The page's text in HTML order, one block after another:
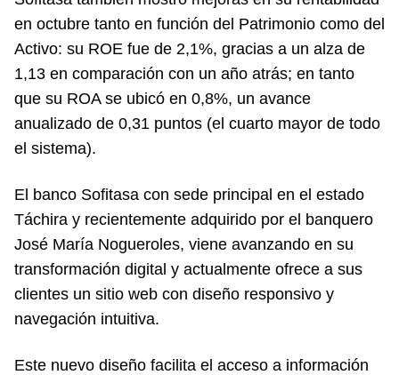
en octubre tanto en función del Patrimonio como del
Activo: su ROE fue de 2,1%, gracias a un alza de
1,13 en comparación con un año atrás; en tanto
que su ROA se ubicó en 0,8%, un avance
anualizado de 0,31 puntos (el cuarto mayor de todo
el sistema).
El banco Sofitasa con sede principal en el estado
Táchira y recientemente adquirido por el banquero
José María Nogueroles, viene avanzando en su
transformación digital y actualmente ofrece a sus
clientes un sitio web con diseño responsivo y
navegación intuitiva.
Este nuevo diseño facilita el acceso a información